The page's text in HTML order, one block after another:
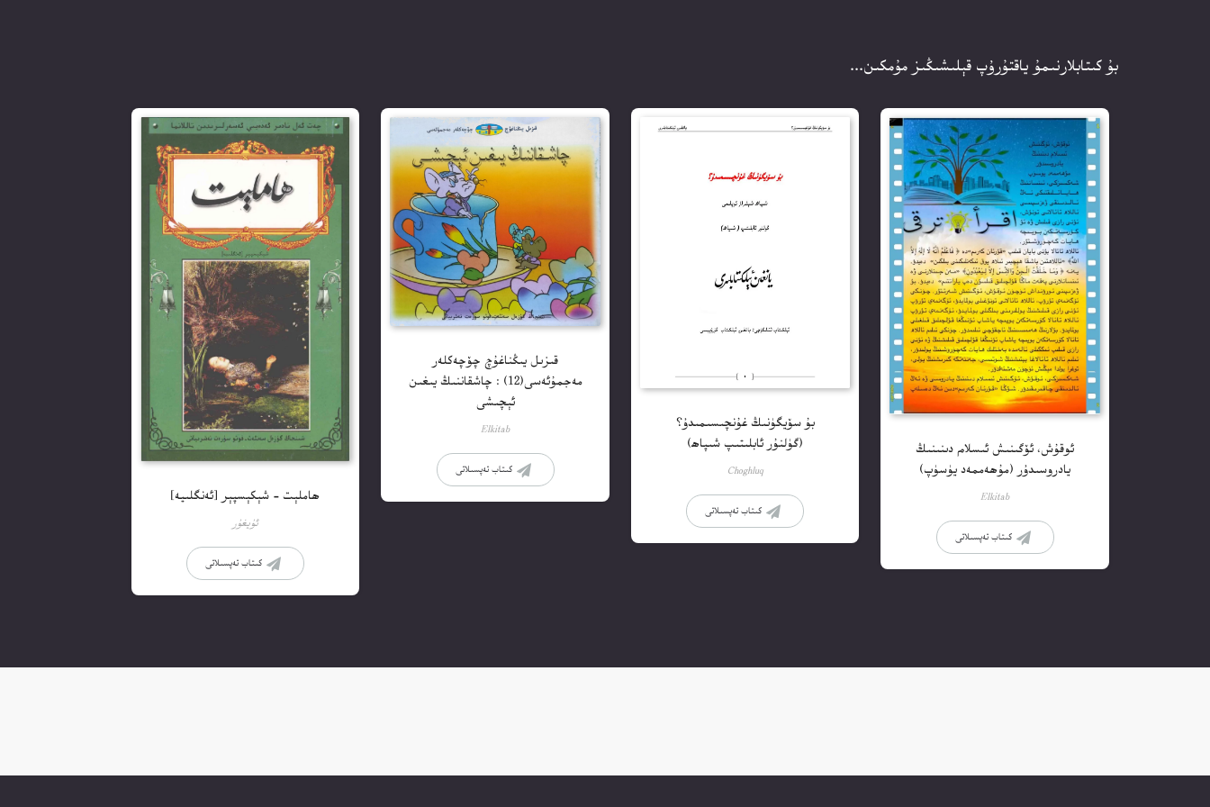
بۇ كىتابلارنىمۇ ياقتۇرۇپ قېلىشىڭىز مۇمكىن...
ئوقۇش، ئۆگىنىش ئىسلام دىنىنىڭ
يادروسىدۇر (مۇھەممەد يۈسۈپ)
Elkitab
كىتاب تەپسىلاتى
بۇ سۆيگۈنىڭ غۇنچىسىمىدۇ؟
(گۈلنۇر ئابلىتىپ شىپاھ)
Choghluq
كىتاب تەپسىلاتى
قىزىل يىڭناغۇچ چۆچەكلەر
مەجمۇئەسى(12) : چاشقاننىڭ يىغىن
ئېچىشى
Elkitab
كىتاب تەپسىلاتى
ھاملېت – شېكېسپېر [ئەنگلىيە]
ئۇيغۇر
كىتاب تەپسىلاتى